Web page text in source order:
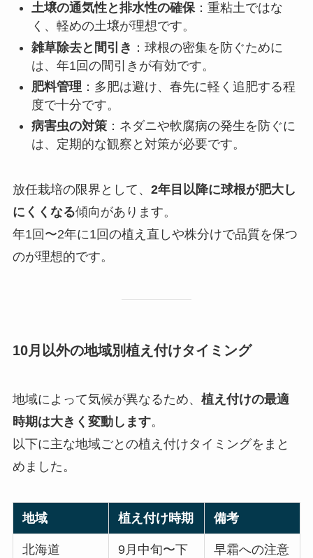
土壌の通気性と排水性の確保：重粘土ではな
く、軽めの土壌が理想です。
雑草除去と間引き ：球根の密集を防ぐために
は、年1回の間引きが有効です。
肥料管理 ：多肥は避け、春先に軽く追肥する程
度で十分です。
病害虫の対策：ネダニや軟腐病の発生を防ぐに
は、定期的な観察と対策が必要です。
放任栽培の限界として、 2年目以降に球根が肥大し
にくくなる傾向があります。
年1回〜2年に1回の植え直しや株分けで品質を保つ
のが理想的です。
10月以外の地域別植え付けタイミング
地域によって気候が異なるため、 植え付けの最適
時期は大きく変動します。
以下に主な地域ごとの植え付けタイミングをまと
めました。
地域 植え付け時期 備考
北海道
9月中旬〜下
早霜への注意